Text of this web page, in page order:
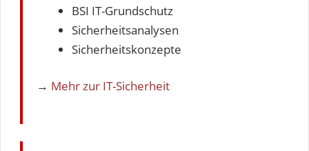
BSI IT-Grundschutz
Sicherheitsanalysen
Sicherheitskonzepte
→ Mehr zur IT-Sicherheit